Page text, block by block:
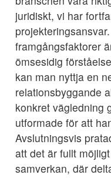
juridiskt, vi har
framgångsfaktorer
ömsesidig
kan man nyttja en
relationsbyggande
konkret vägledning
utformade för att
Avslutningsvis
att det är fullt
samverkan, där